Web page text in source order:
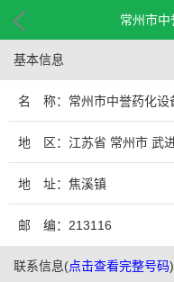
常州市中
基本信息
名 称：常州市中誉药化设
地 区：江苏省 常州市 武
地 址：焦溪镇
邮 编：213116
联系信息(点击查看完整号码)